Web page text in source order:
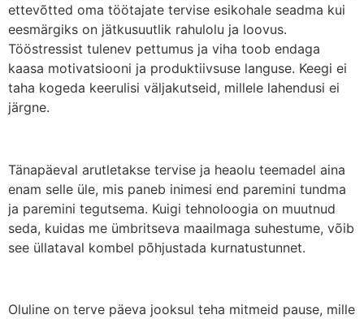
ettevõtted oma töötajate tervise esikohale seadma kui
eesmärgiks on jätkusuutlik rahulolu ja loovus.
Tööstressist tulenev pettumus ja viha toob endaga
kaasa motivatsiooni ja produktiivsuse languse. Keegi ei
taha kogeda keerulisi väljakutseid, millele lahendusi ei
järgne.
Tänapäeval arutletakse tervise ja heaolu teemadel aina
enam selle üle, mis paneb inimesi end paremini tundma
ja paremini tegutsema. Kuigi tehnoloogia on muutnud
seda, kuidas me ümbritseva maailmaga suhestume, võib
see üllataval kombel põhjustada kurnatustunnet.
Oluline on terve päeva jooksul teha mitmeid pause, mille